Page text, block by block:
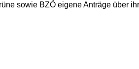
sowie BZÖ eigene Anträge über